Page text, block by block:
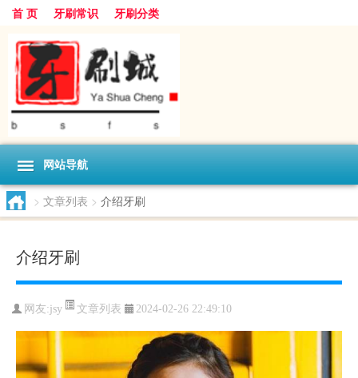
首 页 牙刷常识 牙刷分类
网站导航
> 文章列表 > 介绍牙刷
介绍牙刷
网友:jsy 文章列表 2024-02-26 22:49:10